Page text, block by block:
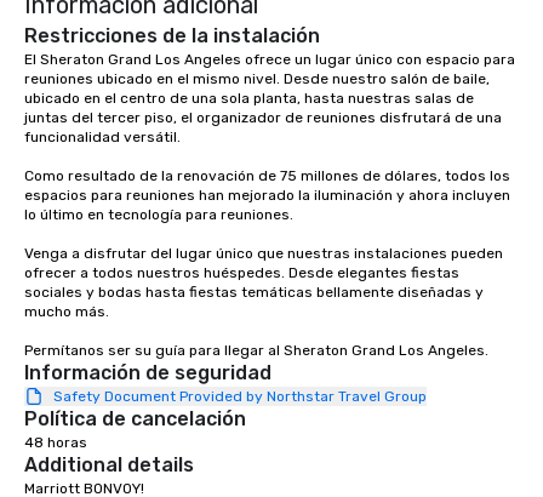
Restricciones de la instalación
El Sheraton Grand Los Angeles ofrece un lugar único con espacio para
reuniones ubicado en el mismo nivel. Desde nuestro salón de baile,
ubicado en el centro de una sola planta, hasta nuestras salas de
juntas del tercer piso, el organizador de reuniones disfrutará de una
funcionalidad versátil.
Como resultado de la renovación de 75 millones de dólares, todos los
espacios para reuniones han mejorado la iluminación y ahora incluyen
lo último en tecnología para reuniones.
Venga a disfrutar del lugar único que nuestras instalaciones pueden
ofrecer a todos nuestros huéspedes. Desde elegantes fiestas
sociales y bodas hasta fiestas temáticas bellamente diseñadas y
mucho más.
Permítanos ser su guía para llegar al Sheraton Grand Los Angeles.
Información de seguridad
Safety Document Provided by Northstar Travel Group
Política de cancelación
48 horas
Additional details
Marriott BONVOY!